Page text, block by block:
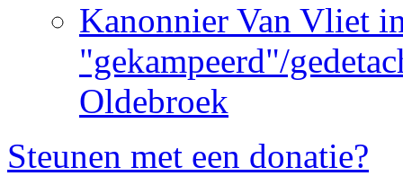
Kanonnier Van Vliet
"gekampeerd"/
Oldebroek
Steunen met een donatie?